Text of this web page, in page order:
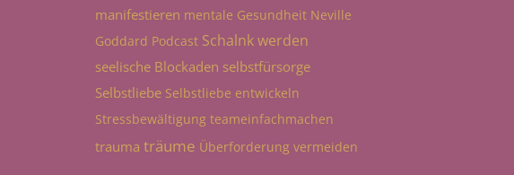
manifestieren mentale Gesundheit Neville
Goddard Podcast Schalnk werden
seelische Blockaden selbstfürsorge
Selbstliebe Selbstliebe entwickeln
Stressbewältigung teameinfachmachen
trauma träume Überforderung vermeiden